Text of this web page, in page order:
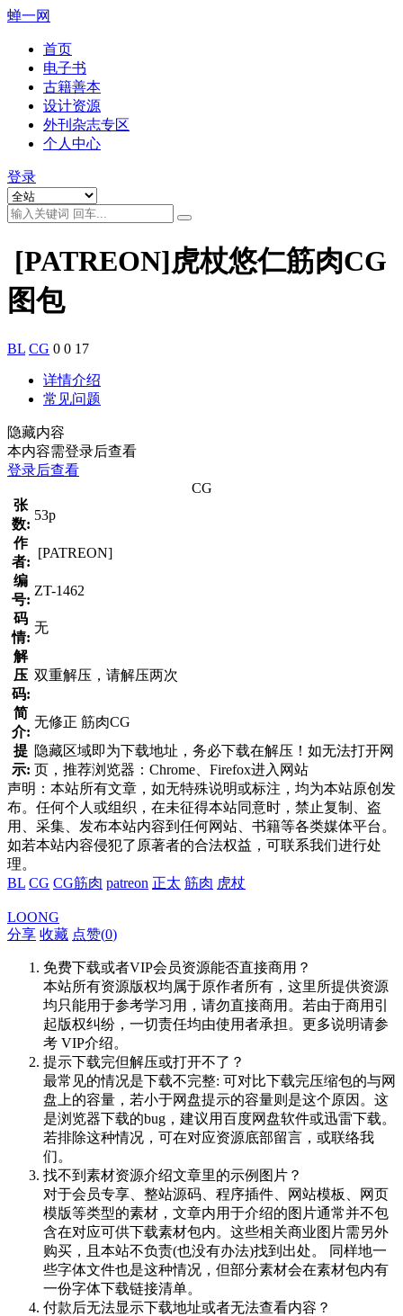
蝉一网
首页
电子书
古籍善本
设计资源
外刊杂志专区
个人中心
登录
[PATREON]虎杖悠仁筋肉CG
图包
BL CG 0 0 17
详情介绍
常见问题
隐藏内容
本内容需登录后查看
登录后查看
CG
张
数:
53p
作
者:
[PATREON]
编
号:
ZT-1462
码
情:
无
解
压
码:
双重解压，请解压两次
简
介:
无修正 筋肉CG
提
示:
隐藏区域即为下载地址，务必下载在解压！如无法打开网
页，推荐浏览器：Chrome、Firefox进入网站
声明：本站所有文章，如无特殊说明或标注，均为本站原创发
布。任何个人或组织，在未征得本站同意时，禁止复制、盗
用、采集、发布本站内容到任何网站、书籍等各类媒体平台。
如若本站内容侵犯了原著者的合法权益，可联系我们进行处
理。
BL CG CG筋肉 patreon 正太 筋肉 虎杖
LOONG
分享 收藏 点赞(0)
免费下载或者VIP会员资源能否直接商用？
本站所有资源版权均属于原作者所有，这里所提供资源
均只能用于参考学习用，请勿直接商用。若由于商用引
起版权纠纷，一切责任均由使用者承担。更多说明请参
考 VIP介绍。
提示下载完但解压或打开不了？
最常见的情况是下载不完整: 可对比下载完压缩包的与网
盘上的容量，若小于网盘提示的容量则是这个原因。这
是浏览器下载的bug，建议用百度网盘软件或迅雷下载。
若排除这种情况，可在对应资源底部留言，或联络我
们。
找不到素材资源介绍文章里的示例图片？
对于会员专享、整站源码、程序插件、网站模板、网页
模版等类型的素材，文章内用于介绍的图片通常并不包
含在对应可供下载素材包内。这些相关商业图片需另外
购买，且本站不负责(也没有办法)找到出处。 同样地一
些字体文件也是这种情况，但部分素材会在素材包内有
一份字体下载链接清单。
付款后无法显示下载地址或者无法查看内容？